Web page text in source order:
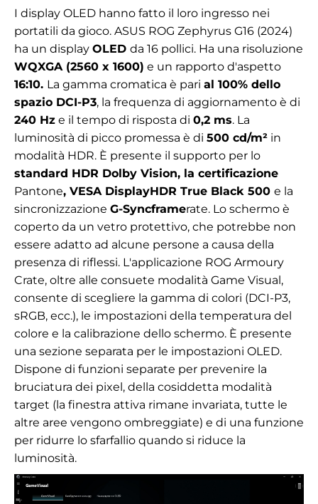
I display OLED hanno fatto il loro ingresso nei
portatili da gioco. ASUS ROG Zephyrus G16 (2024)
ha un display OLED da 16 pollici. Ha una risoluzione
WQXGA (2560 x 1600) e un rapporto d'aspetto
16:10. La gamma cromatica è pari al 100% dello
spazio DCI-P3, la frequenza di aggiornamento è di
240 Hz e il tempo di risposta di 0,2 ms. La
luminosità di picco promessa è di 500 cd/m² in
modalità HDR. È presente il supporto per lo
standard HDR Dolby Vision, la certificazione
Pantone, VESA DisplayHDR True Black 500 e la
sincronizzazione G-Syncframerate. Lo schermo è
coperto da un vetro protettivo, che potrebbe non
essere adatto ad alcune persone a causa della
presenza di riflessi. L'applicazione ROG Armoury
Crate, oltre alle consuete modalità Game Visual,
consente di scegliere la gamma di colori (DCI-P3,
sRGB, ecc.), le impostazioni della temperatura del
colore e la calibrazione dello schermo. È presente
una sezione separata per le impostazioni OLED.
Dispone di funzioni separate per prevenire la
bruciatura dei pixel, della cosiddetta modalità
target (la finestra attiva rimane invariata, tutte le
altre aree vengono ombreggiate) e di una funzione
per ridurre lo sfarfallio quando si riduce la
luminosità.